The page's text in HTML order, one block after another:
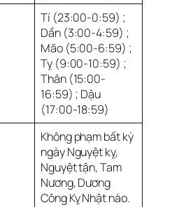
Tí (23:00-0:59) ;
Dần (3:00-4:59) ;
Mão (5:00-6:59) ;
Tỵ (9:00-10:59) ;
Thân (15:00-
16:59) ; Dậu
(17:00-18:59)
Không phạm bất kỳ
ngày Nguyệt kỵ,
Nguyệt tận, Tam
Nương, Dương
Công Kỵ Nhật nào.